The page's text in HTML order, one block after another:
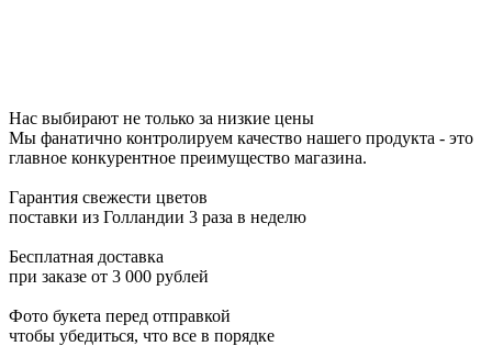
Нас выбирают не только за низкие цены
Мы фанатично контролируем качество нашего продукта - это
главное конкурентное преимущество магазина.
Гарантия свежести цветов
поставки из Голландии 3 раза в неделю
Бесплатная доставка
при заказе от 3 000 рублей
Фото букета перед отправкой
чтобы убедиться, что все в порядке